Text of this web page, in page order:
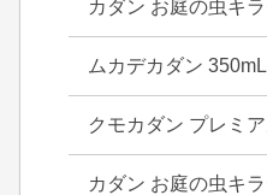
カダン お庭の虫キ
ムカデカダン 350mL
クモカダン プレミ
カダン お庭の虫キ